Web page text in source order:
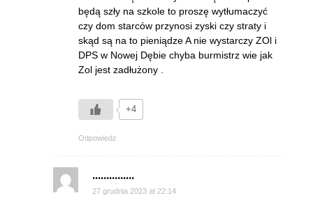
będą szły na szkole to proszę wytłumaczyć
czy dom starców przynosi zyski czy straty i
skąd są na to pieniądze A nie wystarczy ZOl i
DPS w Nowej Dębie chyba burmistrz wie jak
Zol jest zadłużony .
+4
Odpowiedz
...............
27 grudnia 2023 at 22:14